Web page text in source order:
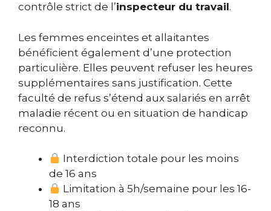
contrôle strict de l’inspecteur du travail.
Les femmes enceintes et allaitantes
bénéficient également d’une protection
particulière. Elles peuvent refuser les heures
supplémentaires sans justification. Cette
faculté de refus s’étend aux salariés en arrêt
maladie récent ou en situation de handicap
reconnu.
Interdiction totale pour les moins
de 16 ans
Limitation à 5h/semaine pour les 16-
18 ans